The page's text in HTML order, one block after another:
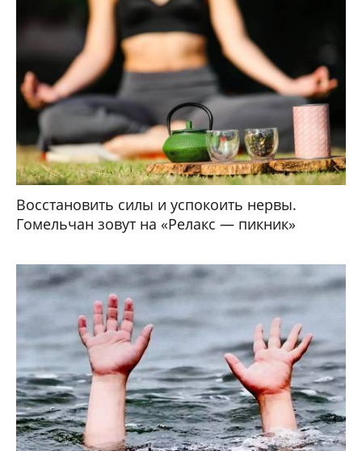
Восстановить силы и успокоить нервы.
Гомельчан зовут на «Релакс — пикник»